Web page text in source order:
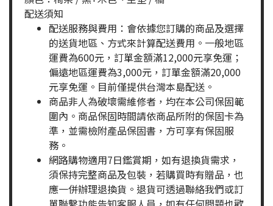
配送須知
配送服務與費用：會依據您訂購的商品及選擇
的送貨地區、方式來計算配送費用。一般地區
運費為600元，訂單金額滿12,000元享免運；
偏遠地區運費為3,000元，訂單金額滿20,000
元享免運。目前僅提供台灣本島配送。
商品非人為破壞需維修者，均在本公司保固範
圍內。商品保固時間請依商品所附的保固卡為
準，並需檢附產品保固書，方可享有保固服
務。
網路購物適用7日鑑賞期，如有退換貨需求，
須保持完整商品及包裝，若購買時有贈品，也
應一併辦理退換貨。退貨可透過聯絡我們或訂